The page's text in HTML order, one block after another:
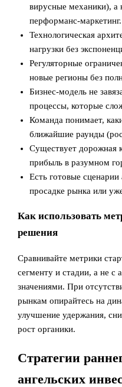
вирусные механики), а
перформанс‑маркетинг.
Технологическая
нагрузки без
Регуляторные
новые регионы без
Бизнес‑модель не
процессы, которые
Команда понимает,
ближайшие раунды
Существует дорожная
прибыль в разумном
Есть готовые
просадке рынка или
Как использовать
решения
Сравнивайте метрики
сегменту и стадии, а не
значениями. При
рынкам опирайтесь на
улучшение удержания,
рост органики.
Стратегии
ангельских